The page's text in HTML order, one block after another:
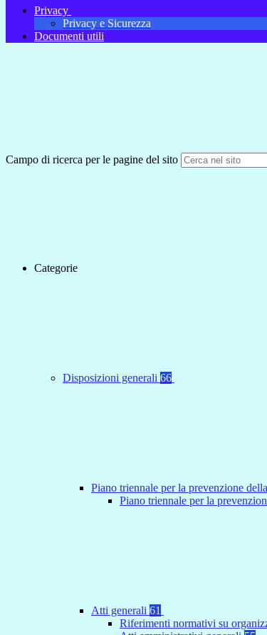
Privacy
Privacy e Sicurezza
Documenti utili
Campo di ricerca per le pagine del sito
Categorie
Disposizioni generali 66
Piano triennale per la prevenzione
Piano triennale per la
Atti generali 61
Riferimenti normativi su